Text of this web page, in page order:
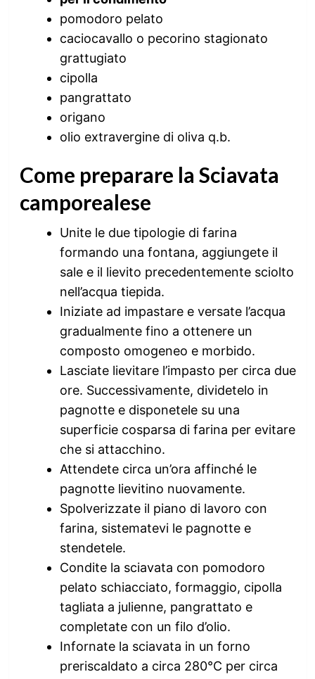
pomodoro pelato
caciocavallo o pecorino stagionato
grattugiato
cipolla
pangrattato
origano
olio extravergine di oliva q.b.
Come preparare la Sciavata
camporealese
Unite le due tipologie di farina
formando una fontana, aggiungete il
sale e il lievito precedentemente sciolto
nell’acqua tiepida.
Iniziate ad impastare e versate l’acqua
gradualmente fino a ottenere un
composto omogeneo e morbido.
Lasciate lievitare l’impasto per circa due
ore. Successivamente, dividetelo in
pagnotte e disponetele su una
superficie cosparsa di farina per evitare
che si attacchino.
Attendete circa un’ora affinché le
pagnotte lievitino nuovamente.
Spolverizzate il piano di lavoro con
farina, sistematevi le pagnotte e
stendetele.
Condite la sciavata con pomodoro
pelato schiacciato, formaggio, cipolla
tagliata a julienne, pangrattato e
completate con un filo d’olio.
Infornate la sciavata in un forno
preriscaldato a circa 280°C per circa